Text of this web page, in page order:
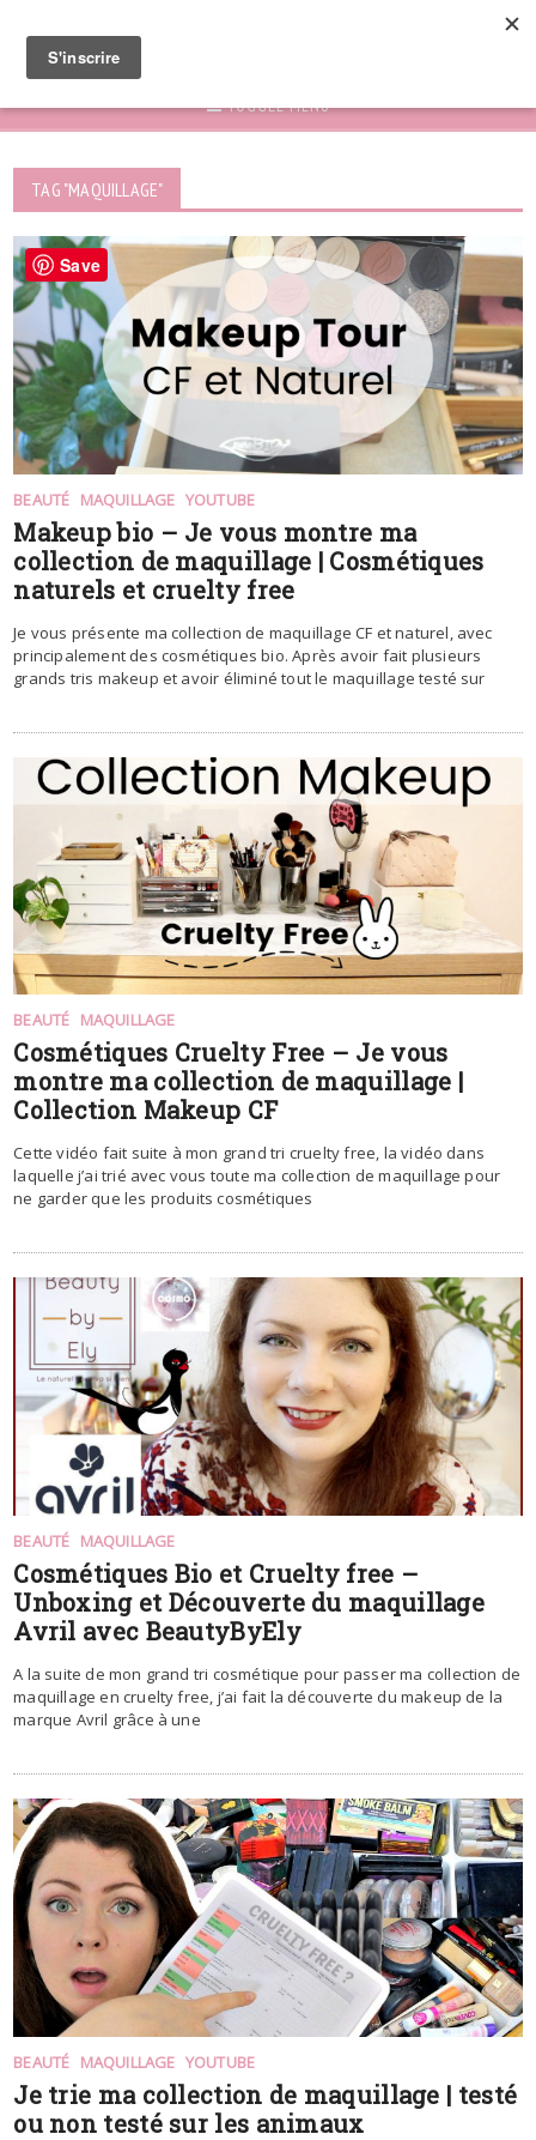
TOGGLE MENU
TAG "MAQUILLAGE"
BEAUTÉ MAQUILLAGE YOUTUBE
Makeup bio – Je vous montre ma
collection de maquillage | Cosmétiques
naturels et cruelty free
Je vous présente ma collection de maquillage CF et naturel, avec
principalement des cosmétiques bio. Après avoir fait plusieurs
grands tris makeup et avoir éliminé tout le maquillage testé sur
BEAUTÉ MAQUILLAGE
Cosmétiques Cruelty Free – Je vous
montre ma collection de maquillage |
Collection Makeup CF
Cette vidéo fait suite à mon grand tri cruelty free, la vidéo dans
laquelle j’ai trié avec vous toute ma collection de maquillage pour
ne garder que les produits cosmétiques
BEAUTÉ MAQUILLAGE
Cosmétiques Bio et Cruelty free –
Unboxing et Découverte du maquillage
Avril avec BeautyByEly
A la suite de mon grand tri cosmétique pour passer ma collection de
maquillage en cruelty free, j’ai fait la découverte du makeup de la
marque Avril grâce à une
BEAUTÉ MAQUILLAGE YOUTUBE
Je trie ma collection de maquillage | testé
ou non testé sur les animaux
Save